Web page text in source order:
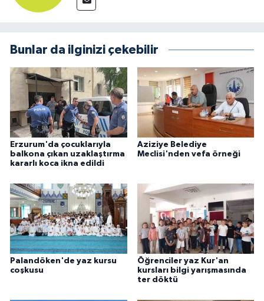
Bunlar da ilginizi çekebilir
Erzurum'da çocuklarıyla
balkona çıkan uzaklaştırma
kararlı koca ikna edildi
Aziziye Belediye
Meclisi'nden vefa örneği
Palandöken'de yaz kursu
coşkusu
Öğrenciler yaz Kur'an
kursları bilgi yarışmasında
ter döktü